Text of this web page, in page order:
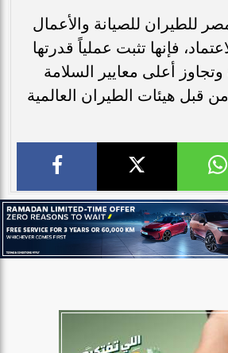
للطيران للصيانة والأعمال
فإنها تثبت عملياً قدرتها
وتجاوز أعلى معايير السلامة
من قبل هيئات الطيران العالمية